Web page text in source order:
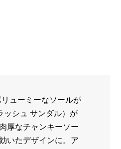
ューミーなソールが
ッシュ サンダル）が
厚なチャンキーソー
いたデザインに。ア